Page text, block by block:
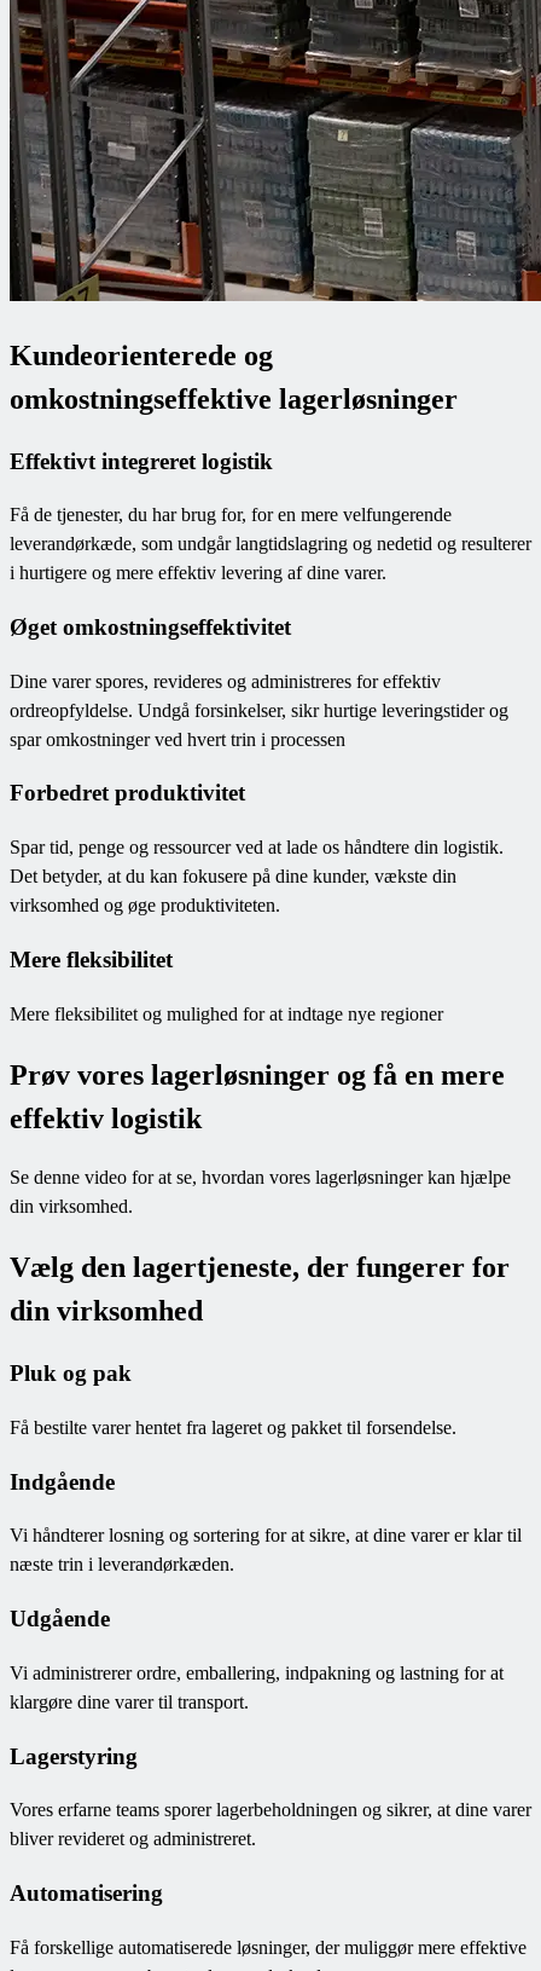
Kundeorienterede og
omkostningseffektive lagerløsninger
Effektivt integreret logistik
Få de tjenester, du har brug for, for en mere velfungerende
leverandørkæde, som undgår langtidslagring og nedetid og resulterer
i hurtigere og mere effektiv levering af dine varer.
Øget omkostningseffektivitet
Dine varer spores, revideres og administreres for effektiv
ordreopfyldelse. Undgå forsinkelser, sikr hurtige leveringstider og
spar omkostninger ved hvert trin i processen
Forbedret produktivitet
Spar tid, penge og ressourcer ved at lade os håndtere din logistik.
Det betyder, at du kan fokusere på dine kunder, vækste din
virksomhed og øge produktiviteten.
Mere fleksibilitet
Mere fleksibilitet og mulighed for at indtage nye regioner
Prøv vores lagerløsninger og få en mere
effektiv logistik
Se denne video for at se, hvordan vores lagerløsninger kan hjælpe
din virksomhed.
Vælg den lagertjeneste, der fungerer for
din virksomhed
Pluk og pak
Få bestilte varer hentet fra lageret og pakket til forsendelse.
Indgående
Vi håndterer losning og sortering for at sikre, at dine varer er klar til
næste trin i leverandørkæden.
Udgående
Vi administrerer ordre, emballering, indpakning og lastning for at
klargøre dine varer til transport.
Lagerstyring
Vores erfarne teams sporer lagerbeholdningen og sikrer, at dine varer
bliver revideret og administreret.
Automatisering
Få forskellige automatiserede løsninger, der muliggør mere effektive